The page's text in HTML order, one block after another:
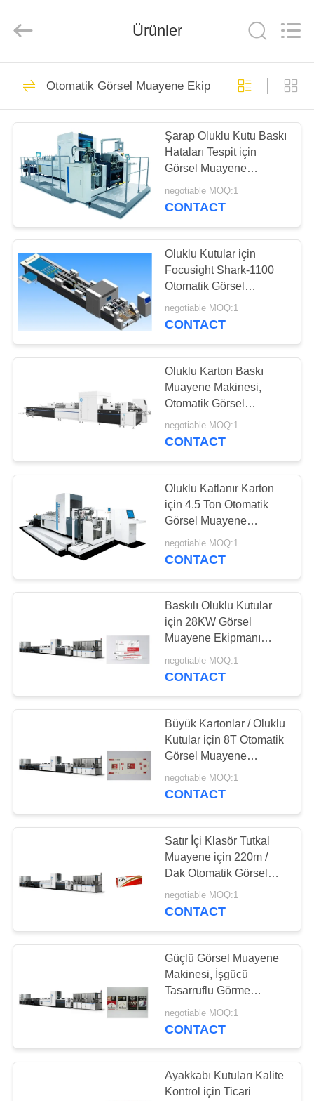
ÜRÜN:%
EXCEPTION
INVALID_FETCH
GETIP()
ERROR
FABRIKA
KALITE
BIZIMLE
ILETIŞIME
GEÇIN
TEKLIF
ISTEĞI
SITE
PRIVACY
Co.,Ltd.
Odak Kontrol
Makinesi
Baskı Kontrol
Makinesi
30
Etiket İnceleme
Makinesi
Karton Muayene
Makinesi
Ambalaj Kontrol
Ekipmanları
Çiçek Sıralama
0
Elektronik Muayene
Ekipmanları
Ürünler
Otomatik Görsel Muayene Ekipmanı
Şarap Oluklu Kutu Baskı
Hataları Tespit için
Görsel Muayene
Makinesi
negotiable MOQ:1
CONTACT
Oluklu Kutular için
Focusight Shark-1100
Otomatik Görsel
Muayene Ekipmanı
negotiable MOQ:1
CONTACT
Oluklu Karton Baskı
Muayene Makinesi,
Otomatik Görsel
Muayene Makinesi
negotiable MOQ:1
CONTACT
Oluklu Katlanır Karton
için 4.5 Ton Otomatik
Görsel Muayene
Ekipmanı
negotiable MOQ:1
CONTACT
Baskılı Oluklu Kutular
için 28KW Görsel
Muayene Ekipmanı
Kalite Kontrol
negotiable MOQ:1
CONTACT
Büyük Kartonlar / Oluklu
Kutular için 8T Otomatik
Görsel Muayene
Ekipmanı
negotiable MOQ:1
CONTACT
Satır İçi Klasör Tutkal
Muayene için 220m /
Dak Otomatik Görsel
Muayene Ekipmanı
negotiable MOQ:1
CONTACT
Güçlü Görsel Muayene
Makinesi, İşgücü
Tasarruflu Görme
Muayene Ekipmanı
negotiable MOQ:1
CONTACT
Ayakkabı Kutuları Kalite
Kontrol için Ticari